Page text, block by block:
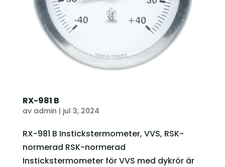
RX-981 B
av admin | jul 3, 2024
RX-981 B Instickstermometer, VVS, RSK-
normerad RSK-normerad
Instickstermometer för VVS med dykrör är